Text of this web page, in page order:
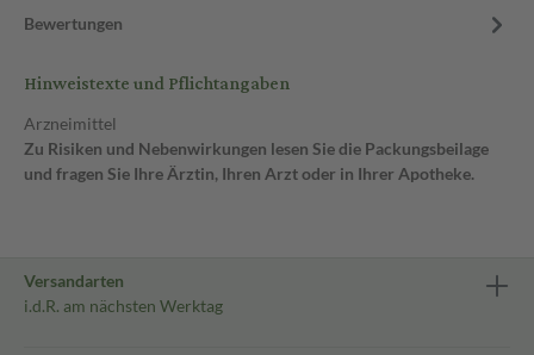
Bewertungen
Hinweistexte und Pflichtangaben
Arzneimittel
Zu Risiken und Nebenwirkungen lesen Sie die Packungsbeilage
und fragen Sie Ihre Ärztin, Ihren Arzt oder in Ihrer Apotheke.
Versandarten
i.d.R. am nächsten Werktag